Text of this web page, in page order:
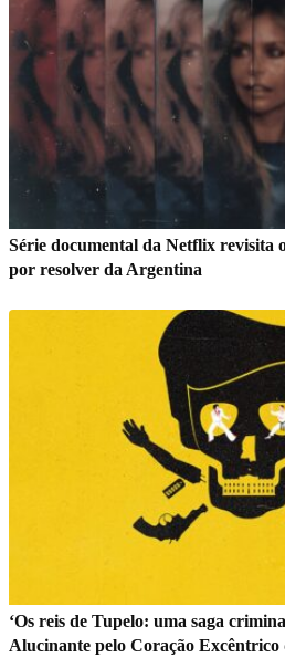
Série documental da Netflix revisita
por resolver da Argentina
‘Os reis de Tupelo: uma saga
Alucinante pelo Coração Excêntrico